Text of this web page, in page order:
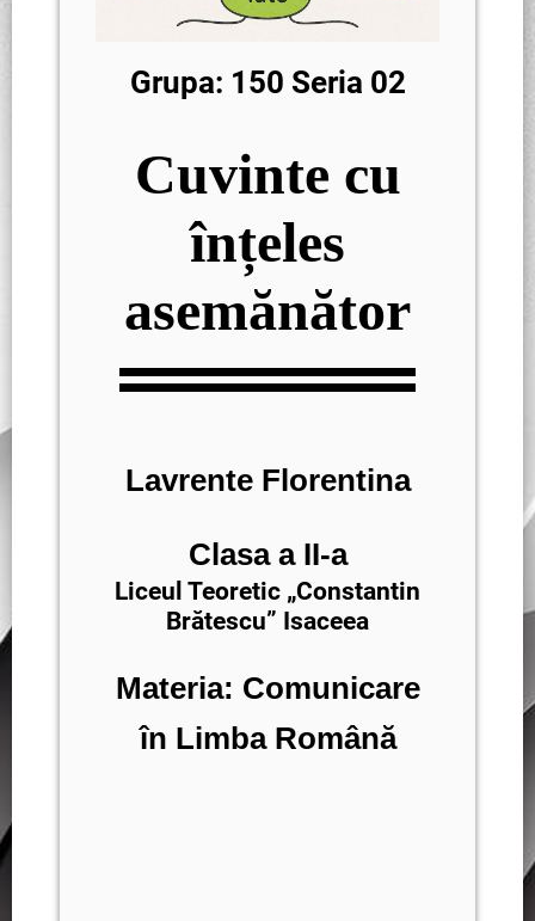
Grupa: 150 Seria 02
Cuvinte cu
înțeles
asemănător
Lavrente Florentina
Clasa a II-a
Liceul Teoretic „Constantin
Brătescu” Isaceea
Materia: Comunicare
în Limba Română